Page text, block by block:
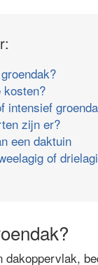
kosten?
intensief
zijn er?
een daktuin
of
dakoppervlak,